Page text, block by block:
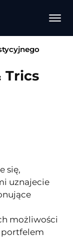
Trics
się,
uznajecie
możliwości
portfelem